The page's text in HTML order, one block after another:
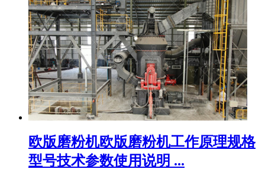
欧版磨粉机欧版磨粉机工作原理规格
型号技术参数使用说明 ...